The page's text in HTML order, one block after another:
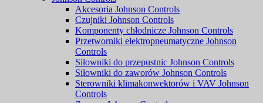
Akcesoria Johnson Controls
Czujniki Johnson Controls
Komponenty chłodnicze Johnson Controls
Przetworniki elektropneumatyczne Johnson
Controls
Siłowniki do przepustnic Johnson Controls
Siłowniki do zaworów Johnson Controls
Sterowniki klimakonwektorów i VAV Johnson
Controls